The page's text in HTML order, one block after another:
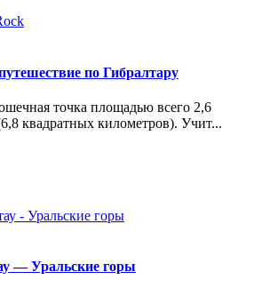
по Гибралтару
точка площадью всего 2,6
квадратных километров). Учит...
— Уральские горы